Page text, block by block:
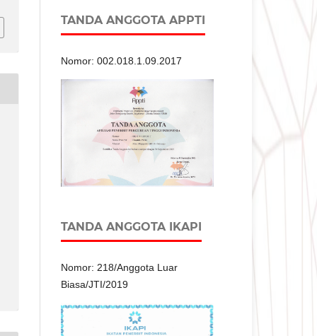
TANDA ANGGOTA APPTI
Nomor: 002.018.1.09.2017
TANDA ANGGOTA IKAPI
Nomor: 218/Anggota Luar
Biasa/JTI/2019